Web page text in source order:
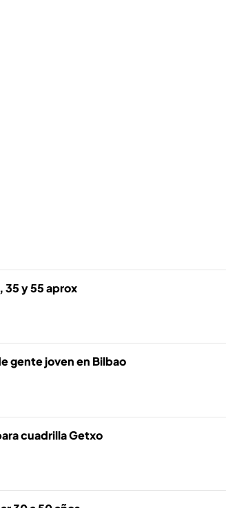
35 y 55 aprox
gente joven en Bilbao
cuadrilla Getxo